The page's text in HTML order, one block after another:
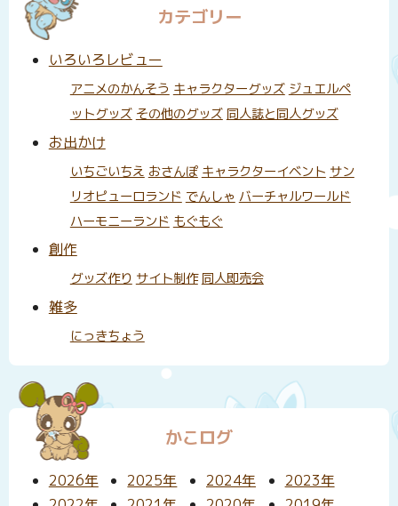
カテゴリー
いろいろレビュー
アニメのかんそう キャラクターグッズ ジュエルペ
ットグッズ その他のグッズ 同人誌と同人グッズ
お出かけ
いちごいちえ おさんぽ キャラクターイベント サン
リオピューロランド でんしゃ バーチャルワールド
ハーモニーランド もぐもぐ
創作
グッズ作り サイト制作 同人即売会
雑多
にっきちょう
かこログ
2026年 2025年 2024年
2023年